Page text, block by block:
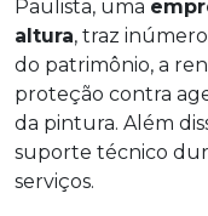
Paulista, uma
altura, traz
do patrimônio, a
proteção contra
da pintura. Além
suporte técnico
serviços.